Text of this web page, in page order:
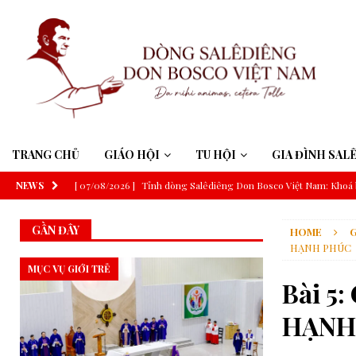
TRANG CHỦ GIÁO HỘI TU HỘI GIA ĐÌNH
NEWS [ 07/08/2026 ] Tỉnh dòng Salêdiêng Don Bosco Việt Nam:
[ 06/08/2026 ] Đức Thánh Cha: Truyền thông phải phục vụ
[ 06/08/2026 ]
[ 06/08/2026 ] Trí tuệ nhân tạo và trí tuệ Giáo hội theo thông
[ 06/08/2026 ] ĐHY Parolin tại Guatemala: Nói không với bất
[ 06/08/2026 ] GIÁO HỘI
HOME
HẠNH PHÚC
Bài 5:
GẦN ĐÂY
MỤC VỤ GIỚI TRẺ